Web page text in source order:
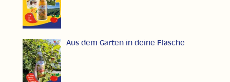
Aus dem Garten in deine Flasche